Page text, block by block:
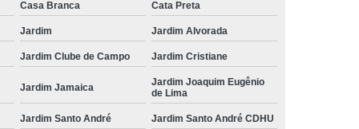
Casa Branca Cata Preta
Jardim Jardim Alvorada
Jardim Clube de Campo Jardim Cristiane
Jardim Jamaica
Jardim Joaquim Eugênio
de Lima
Jardim Santo André Jardim Santo André CDHU